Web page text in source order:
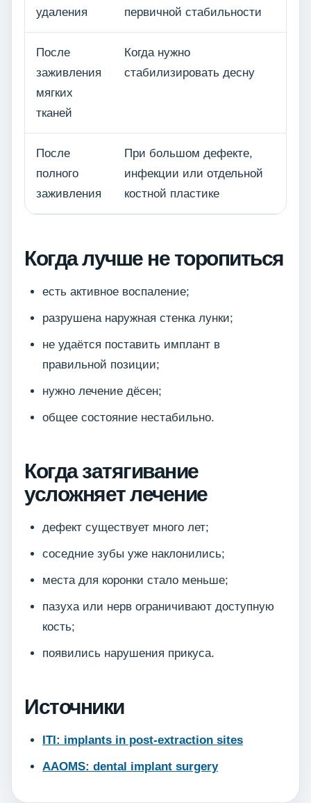
удаления первичной стабильности
После
заживления
мягких
тканей
Когда нужно
стабилизировать десну
После
полного
заживления
При большом дефекте,
инфекции или отдельной
костной пластике
Когда лучше не торопиться
есть активное воспаление;
разрушена наружная стенка лунки;
не удаётся поставить имплант в
правильной позиции;
нужно лечение дёсен;
общее состояние нестабильно.
Когда затягивание
усложняет лечение
дефект существует много лет;
соседние зубы уже наклонились;
места для коронки стало меньше;
пазуха или нерв ограничивают доступную
кость;
появились нарушения прикуса.
Источники
ITI: implants in post-extraction sites
AAOMS: dental implant surgery